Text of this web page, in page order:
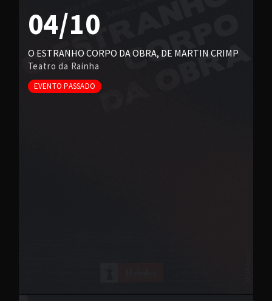
04/10
O ESTRANHO CORPO DA OBRA, DE MARTIN CRIMP
Teatro da Rainha
EVENTO PASSADO